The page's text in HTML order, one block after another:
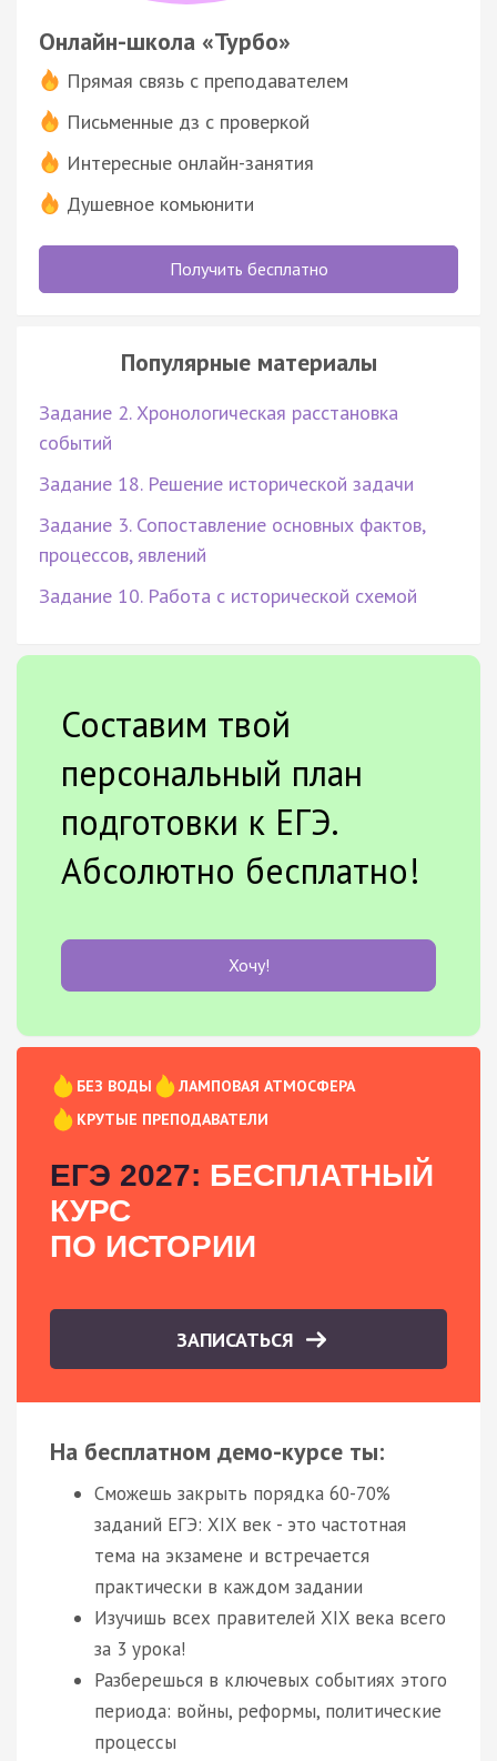
Онлайн-школа «Турбо»
Прямая связь с преподавателем
Письменные дз с проверкой
Интересные онлайн-занятия
Душевное комьюнити
Получить бесплатно
Популярные материалы
Задание 2. Хронологическая расстановка
событий
Задание 18. Решение исторической задачи
Задание 3. Сопоставление основных фактов,
процессов, явлений
Задание 10. Работа с исторической схемой
Составим твой
персональный план
подготовки к ЕГЭ.
Абсолютно бесплатно!
Хочу!
БЕЗ ВОДЫ
ЛАМПОВАЯ АТМОСФЕРА
КРУТЫЕ ПРЕПОДАВАТЕЛИ
ЕГЭ 2027: БЕСПЛАТНЫЙ
КУРС
ПО ИСТОРИИ
ЗАПИСАТЬСЯ
На бесплатном демо-курсе ты:
Сможешь закрыть порядка 60-70%
заданий ЕГЭ: XIX век - это частотная
тема на экзамене и встречается
практически в каждом задании
Изучишь всех правителей XIX века всего
за 3 урока!
Разберешься в ключевых событиях этого
периода: войны, реформы, политические
процессы